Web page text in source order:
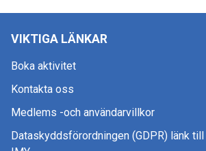
VIKTIGA LÄNKAR
Boka aktivitet
Kontakta oss
Medlems -och användarvillkor
Dataskyddsförordningen (GDPR) länk till